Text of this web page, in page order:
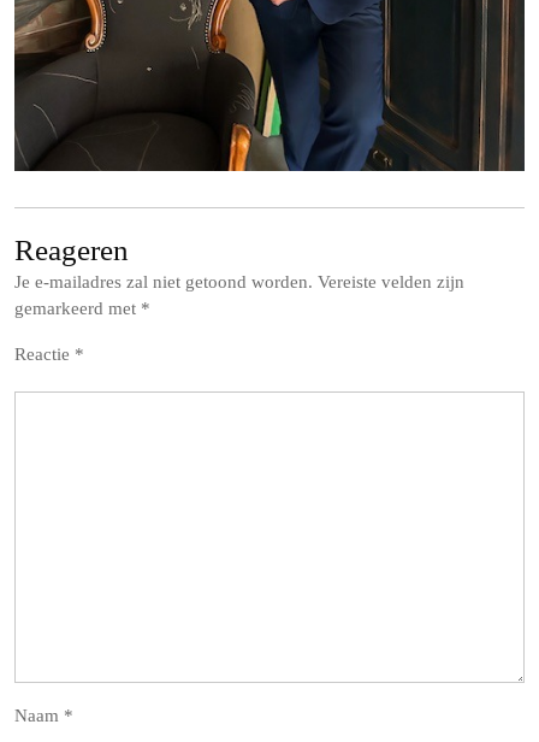
Reageren
Je e-mailadres zal niet getoond worden. Vereiste velden zijn
gemarkeerd met *
Reactie *
Naam *